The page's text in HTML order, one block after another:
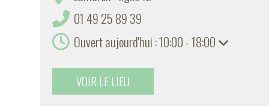
01 49 25 89 39
Ouvert aujourd'hui : 10:00 - 18:00
VOIR LE LIEU